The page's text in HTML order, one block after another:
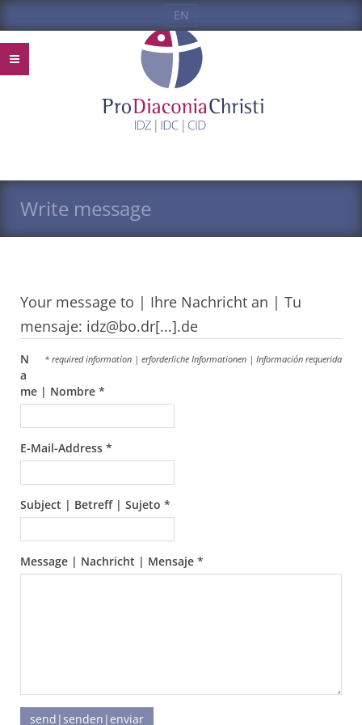
EN
Write message
Your message to | Ihre Nachricht an | Tu
mensaje: idz@bo.dr[...].de
* required information | erforderliche Informationen | Información requerida
N
a
me | Nombre *
E-Mail-Address *
Subject | Betreff | Sujeto *
Message | Nachricht | Mensaje *
send|senden|enviar